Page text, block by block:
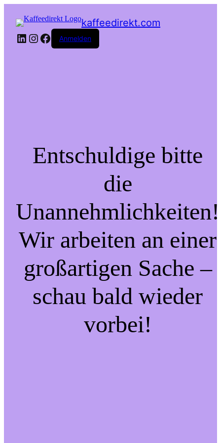
kaffeedirekt.com
LinkedIn
Instagram
Facebook
Anmelden
Entschuldige bitte
die
Unannehmlichkeiten!
Wir arbeiten an einer
großartigen Sache –
schau bald wieder
vorbei!